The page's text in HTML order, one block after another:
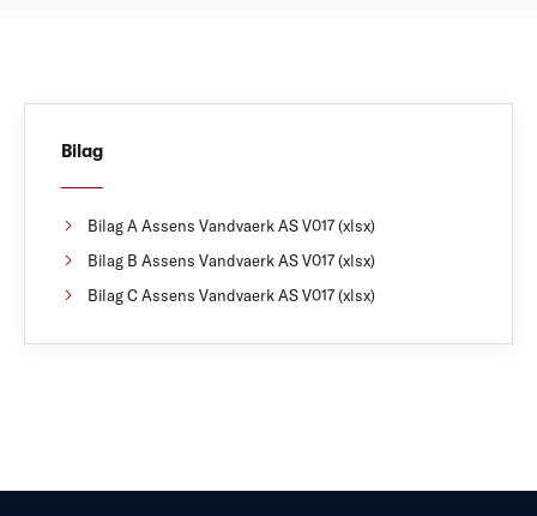
Bilag
Bilag A Assens Vandvaerk AS V017 (xlsx)
Bilag B Assens Vandvaerk AS V017 (xlsx)
Bilag C Assens Vandvaerk AS V017 (xlsx)